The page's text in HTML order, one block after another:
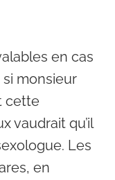
en cas
monsieur
cette
vaudrait qu’il
Les
en